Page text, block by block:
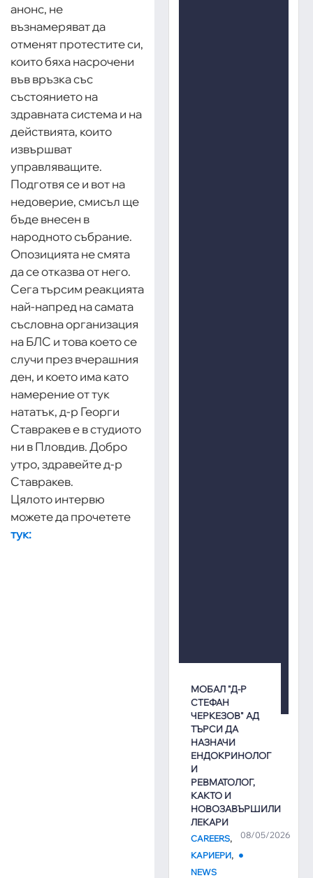
анонс, не
възнамеряват да
отменят протестите си,
които бяха насрочени
във връзка със
състоянието на
здравната система и на
действията, които
извършват
управляващите.
Подготвя се и вот на
недоверие, смисъл ще
бъде внесен в
народното събрание.
Опозицията не смята
да се отказва от него.
Сега търсим реакцията
най-напред на самата
съсловна организация
на БЛС и това което се
случи през вчерашния
ден, и което има като
намерение от тук
нататък, д-р Георги
Ставракев е в студиото
ни в Пловдив. Добро
утро, здравейте д-р
Ставракев.
Цялото интервю
можете да прочетете
тук:
МОБАЛ "Д-Р
СТЕФАН
ЧЕРКЕЗОВ" АД
ТЪРСИ ДА
НАЗНАЧИ
ЕНДОКРИНОЛОГ
И
РЕВМАТОЛОГ,
КАКТО И
НОВОЗАВЪРШИЛИ
ЛЕКАРИ
08/05/2026
CAREERS,
КАРИЕРИ,
NEWS